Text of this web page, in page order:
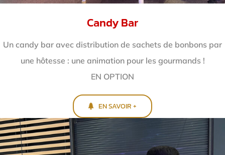
Candy Bar
Un candy bar avec distribution de sachets de bonbons par
une hôtesse : une animation pour les gourmands !
EN OPTION
EN SAVOIR +